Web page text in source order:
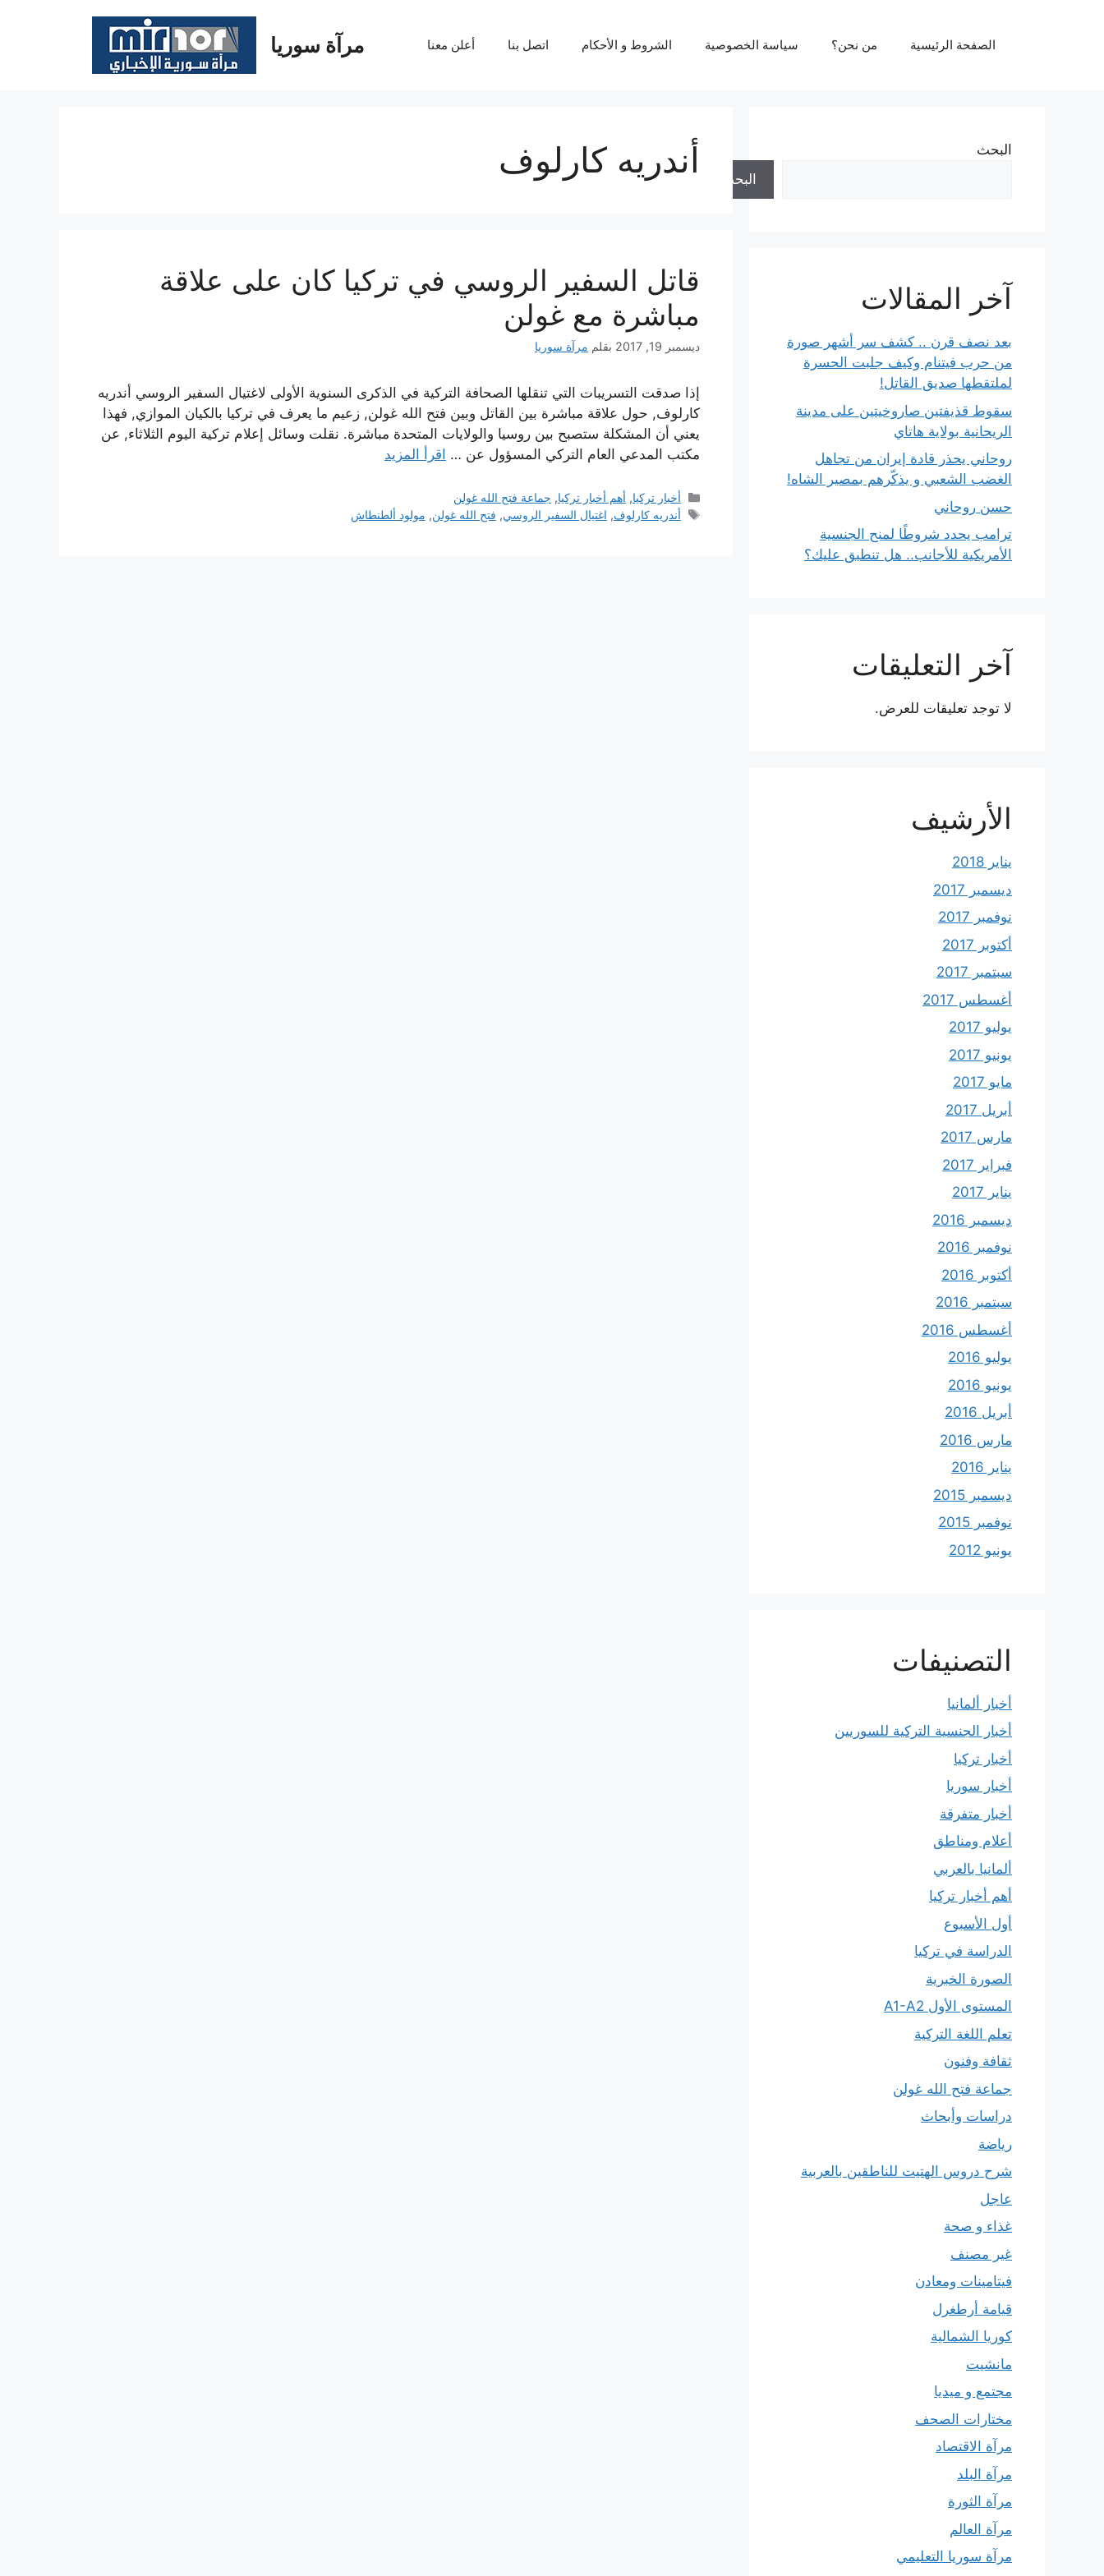
مرآة سوريا الصفحة الرئيسية من نحن؟ سياسة الخصوصية الشروط و الأحكام اتصل بنا أعلن معنا
أندريه كارلوف
قاتل السفير الروسي في تركيا كان على علاقة
مباشرة مع غولن
ديسمبر 19, 2017 بقلم مرآة سوريا
إذا صدقت التسريبات التي تنقلها الصحافة التركية في الذكرى السنوية الأولى لاغتيال السفير الروسي أندريه
كارلوف, حول علاقة مباشرة بين القاتل وبين فتح الله غولن, زعيم ما يعرف في تركيا بالكيان الموازي, فهذا
يعني أن المشكلة ستصبح بين روسيا والولايات المتحدة مباشرة. نقلت وسائل إعلام تركية اليوم الثلاثاء, عن
مكتب المدعي العام التركي المسؤول عن … اقرأ المزيد
التصنيفات
أخبار تركيا, أهم أخبار تركيا, جماعة فتح الله غولن
الوسوم
أندريه كارلوف, اغتيال السفير الروسي, فتح الله غولن, مولود ألطنطاش
البحث
البحث
آخر المقالات
بعد نصف قرن .. كشف سر أشهر صورة
من حرب فيتنام وكيف جلبت الحسرة
لملتقطها صديق القاتل!
سقوط قذيفتين صاروخيتين على مدينة
الريحانية بولاية هاتاي
روحاني يحذر قادة إيران من تجاهل
الغضب الشعبي و يذكّرهم بمصير الشاه!
حسن روحاني
ترامب يحدد شروطًا لمنح الجنسية
الأمريكية للأجانب.. هل تنطبق عليك؟
آخر التعليقات
لا توجد تعليقات للعرض.
الأرشيف
يناير 2018
ديسمبر 2017
نوفمبر 2017
أكتوبر 2017
سبتمبر 2017
أغسطس 2017
يوليو 2017
يونيو 2017
مايو 2017
أبريل 2017
مارس 2017
فبراير 2017
يناير 2017
ديسمبر 2016
نوفمبر 2016
أكتوبر 2016
سبتمبر 2016
أغسطس 2016
يوليو 2016
يونيو 2016
أبريل 2016
مارس 2016
يناير 2016
ديسمبر 2015
نوفمبر 2015
يونيو 2012
التصنيفات
أخبار ألمانيا
أخبار الجنسية التركية للسوريين
أخبار تركيا
أخبار سوريا
أخبار متفرقة
أعلام ومناطق
ألمانيا بالعربي
أهم أخبار تركيا
أول الأسبوع
الدراسة في تركيا
الصورة الخبرية
المستوى الأول A1-A2
تعلم اللغة التركية
ثقافة وفنون
جماعة فتح الله غولن
دراسات وأبحاث
رياضة
شرح دروس الهتيت للناطقين بالعربية
عاجل
غذاء و صحة
غير مصنف
فيتامينات ومعادن
قيامة أرطغرل
كوريا الشمالية
مانشيت
مجتمع و ميديا
مختارات الصحف
مرآة الاقتصاد
مرآة البلد
مرآة الثورة
مرآة العالم
مرآة سوريا التعليمي